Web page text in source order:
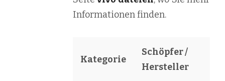
Informationen finden.
Kategorie
Schöpfer /
Hersteller